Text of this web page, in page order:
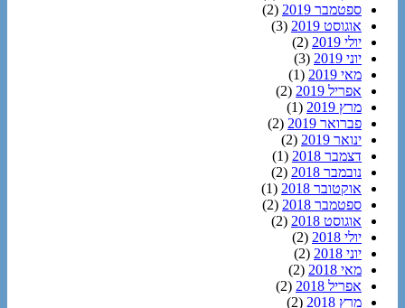
ספטמבר 2019
(2)
אוגוסט 2019
(3)
יולי 2019
(2)
יוני 2019
(3)
מאי 2019
(1)
אפריל 2019
(2)
מרץ 2019
(1)
פברואר 2019
(2)
ינואר 2019
(2)
דצמבר 2018
(1)
נובמבר 2018
(2)
אוקטובר 2018
(1)
ספטמבר 2018
(2)
אוגוסט 2018
(2)
יולי 2018
(2)
יוני 2018
(2)
מאי 2018
(2)
אפריל 2018
(2)
מרץ 2018
(2)